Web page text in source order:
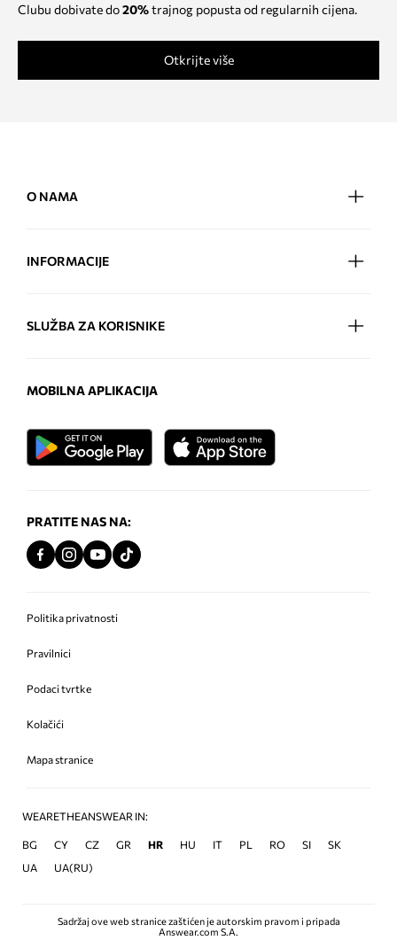
Clubu dobivate do20%trajnog popusta od regularnih cijena.
Otkrijte više
O NAMA
INFORMACIJE
SLUŽBA ZA KORISNIKE
MOBILNA APLIKACIJA
PRATITE NAS NA:
Politika privatnosti
Pravilnici
Podaci tvrtke
Kolačići
Mapa stranice
WEARETHEANSWEAR IN:
BG CY CZ GR HR HU IT PL RO SI
SK
UA
UA(RU)
Sadržaj ove web stranice zaštićen je autorskim pravom i pripada
Answear.com S.A.